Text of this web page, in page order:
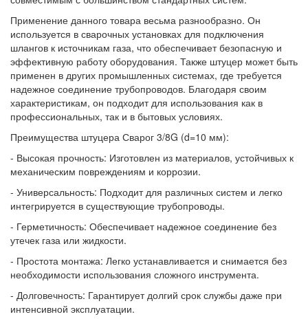
Применение данного товара весьма разнообразно. Он
используется в сварочных установках для подключения
шлангов к источникам газа, что обеспечивает безопасную и
эффективную работу оборудования. Также штуцер может быть
применен в других промышленных системах, где требуется
надежное соединение трубопроводов. Благодаря своим
характеристикам, он подходит для использования как в
профессиональных, так и в бытовых условиях.
Преимущества штуцера Сварог 3/8G (d=10 мм):
- Высокая прочность: Изготовлен из материалов, устойчивых к
механическим повреждениям и коррозии.
- Универсальность: Подходит для различных систем и легко
интегрируется в существующие трубопроводы.
- Герметичность: Обеспечивает надежное соединение без
утечек газа или жидкости.
- Простота монтажа: Легко устанавливается и снимается без
необходимости использования сложного инструмента.
- Долговечность: Гарантирует долгий срок службы даже при
интенсивной эксплуатации.